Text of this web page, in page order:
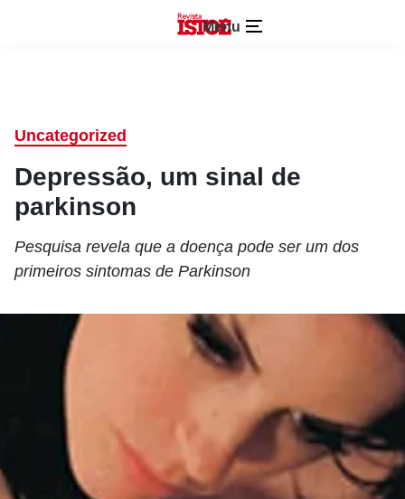
Menu
Uncategorized
Depressão, um sinal de
parkinson
Pesquisa revela que a doença pode ser um dos
primeiros sintomas de Parkinson